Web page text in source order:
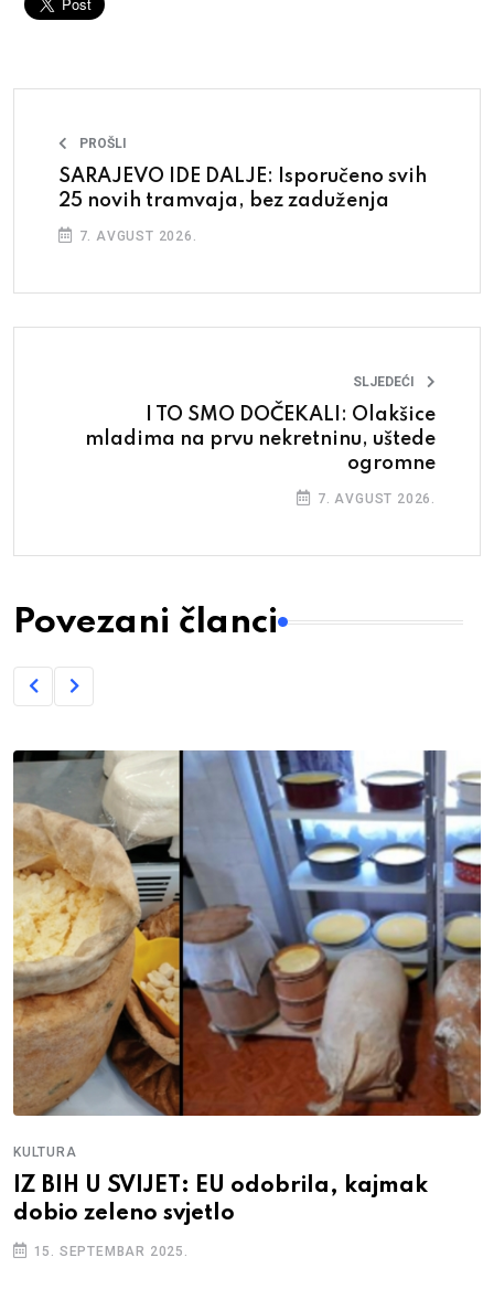
PROŠLI
SARAJEVO IDE DALJE: Isporučeno svih
25 novih tramvaja, bez zaduženja
7. AVGUST 2026.
SLJEDEĆI
I TO SMO DOČEKALI: Olakšice
mladima na prvu nekretninu, uštede
ogromne
7. AVGUST 2026.
Povezani članci
KULTURA
IZ BIH U SVIJET: EU odobrila, kajmak
dobio zeleno svjetlo
15. SEPTEMBAR 2025.